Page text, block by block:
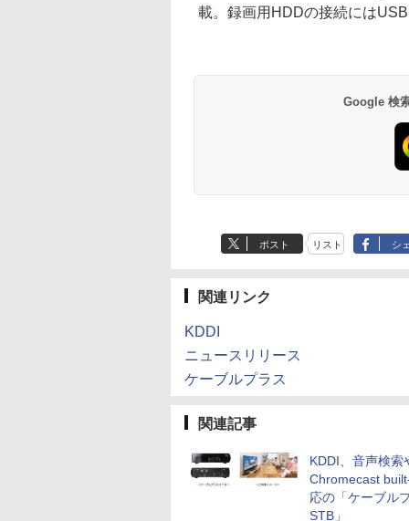
載。録画用HDDの接続には
Google 検
ポスト リスト シ
関連リンク
KDDI
ニュースリリース
ケーブルプラス
関連記事
KDDI、音声検索
Chromecast
応の「ケーブル
STB」